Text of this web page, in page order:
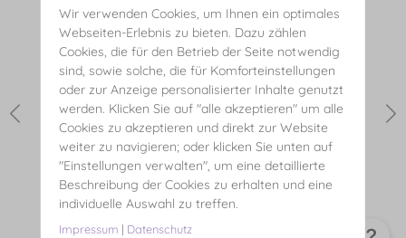
Wir verwenden Cookies, um Ihnen ein optimales
Webseiten-Erlebnis zu bieten. Dazu zählen
Cookies, die für den Betrieb der Seite notwendig
sind, sowie solche, die für Komforteinstellungen
oder zur Anzeige personalisierter Inhalte genutzt
werden. Klicken Sie auf "alle akzeptieren" um alle
Cookies zu akzeptieren und direkt zur Website
weiter zu navigieren; oder klicken Sie unten auf
"Einstellungen verwalten", um eine detaillierte
Beschreibung der Cookies zu erhalten und eine
individuelle Auswahl zu treffen.
Impressum | Datenschutz